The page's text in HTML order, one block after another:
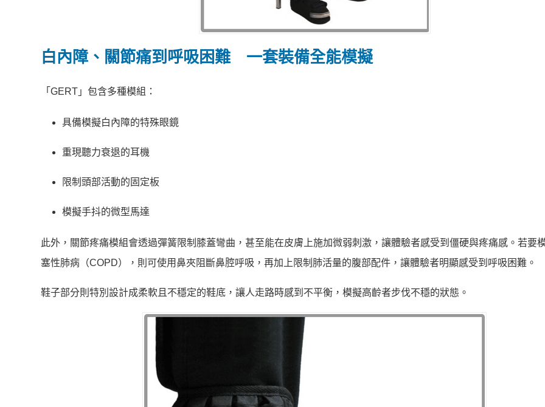
白內障、關節痛到呼吸困難 一套裝備全能模擬
「GERT」包含多種模組：
具備模擬白內障的特殊眼鏡
重現聽力衰退的耳機
限制頭部活動的固定板
模擬手抖的微型馬達
此外，關節疼痛模組會透過彈簧限制膝蓋彎曲，甚至能在皮膚上施加微弱刺激，讓體驗者感受到僵硬與疼痛感。若要
塞性肺病（COPD），則可使用鼻夾阻斷鼻腔呼吸，再加上限制肺活量的腹部配件，讓體驗者明顯感受到呼吸困難。
鞋子部分則特別設計成柔軟且不穩定的鞋底，讓人走路時感到不平衡，模擬高齡者步伐不穩的狀態。